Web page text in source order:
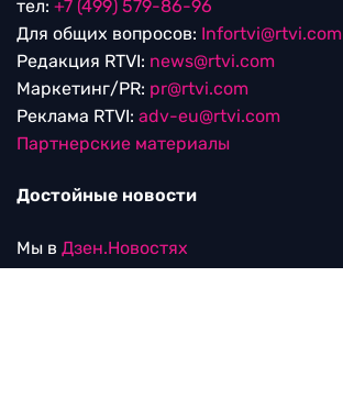
тел: +7 (499) 579-86-96
Для общих вопросов: Infortvi@rtvi.com
Редакция RTVI: news@rtvi.com
Маркетинг/PR: pr@rtvi.com
Реклама RTVI: adv-eu@rtvi.com
Партнерские материалы
Достойные новости
Мы в Дзен.Новостях
иGoogle.News